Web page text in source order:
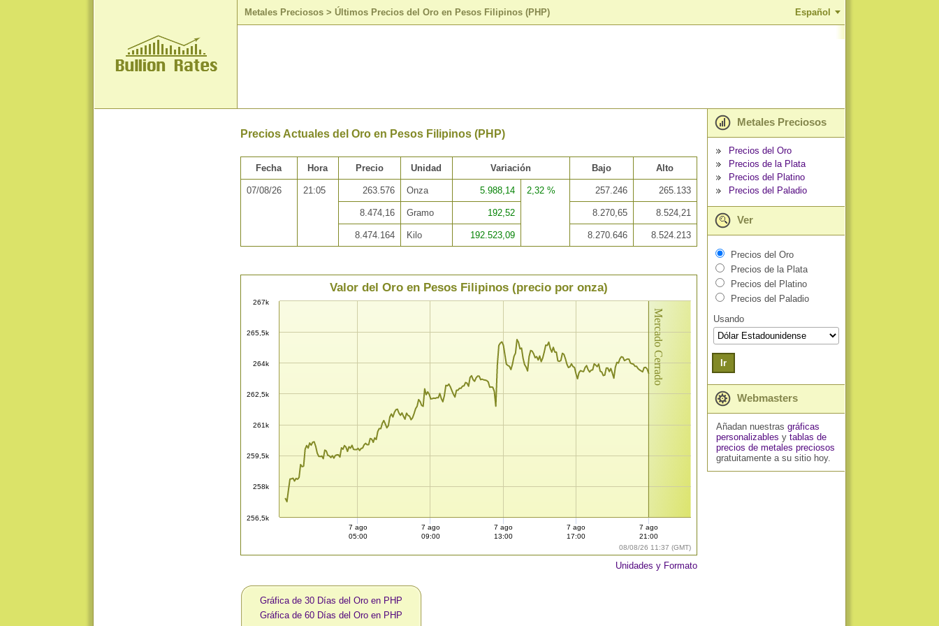
Metales Preciosos > Últimos Precios del Oro en Pesos Filipinos (PHP) Español
Precios Actuales del Oro en Pesos Filipinos (PHP)
Fecha Hora Precio Unidad Variación Bajo Alto
07/08/26 21:05 263.576 Onza 5.988,14 2,32 % 257.246 265.133
8.474,16 Gramo 192,52 8.270,65 8.524,21
8.474.164 Kilo 192.523,09 8.270.646 8.524.213
Mercado Cerrado
08/08/26 11:37 (GMT)
Valor del Oro en Pesos Filipinos (precio por onza)
256,5k
258k
259,5k
261k
262,5k
264k
265,5k
267k
7 ago
05:00
7 ago
09:00
7 ago
13:00
7 ago
17:00
7 ago
21:00
Unidades y Formato
Gráfica de 30 Días del Oro en PHP
Gráfica de 60 Días del Oro en PHP
Metales Preciosos
Precios del Oro
Precios de la Plata
Precios del Platino
Precios del Paladio
Ver
Precios del Oro
Precios de la Plata
Precios del Platino
Precios del Paladio
Usando
Ir
Webmasters
Añadan nuestras gráficas
personalizables y tablas de
precios de metales preciosos
gratuitamente a su sitio hoy.